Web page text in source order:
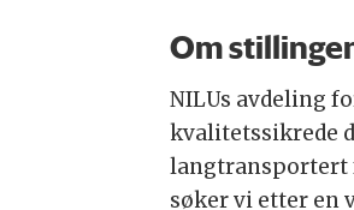
Om
NILUs avdeling
kvalitetssikrede
langtransportert
søker vi etter en